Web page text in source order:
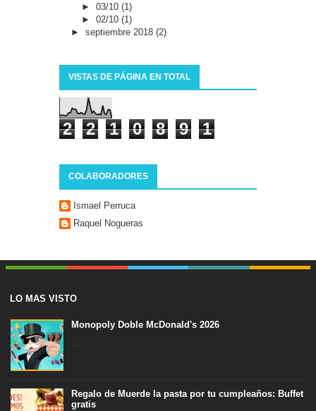
►03/10(1)
►02/10(1)
► septiembre 2018 (2)
VISTAS DE PÁGINA EN TOTAL
2 2 1 0 8 9 1
COLABORADORES
Ismael Perruca
Raquel Nogueras
LO MAS VISTO
Monopoly Doble McDonald's 2026
Regalo de Muerde la pasta por tu cumpleaños: Buffet
gratis